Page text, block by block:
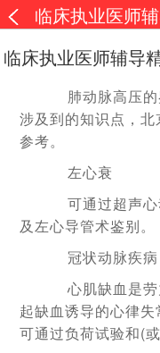
临床执业医师
临床执业医师辅
肺动脉高压的
涉及到的知识点，
参考。
左心衰
可通过超声心
及左心导管术鉴别。
冠状动脉疾病
心肌缺血是劳
起缺血诱导的心律
可通过负荷试验和(